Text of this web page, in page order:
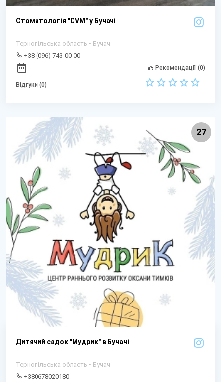
Стоматологія "DVM" у Бучачі
Тернопільська область • Бучач
+38 (096) 743-00-00
Рекомендації (0)
Відгуки (0)
27
Дитячий садок "Мудрик" в Бучачі
Тернопільська область • Бучач
+380678020180